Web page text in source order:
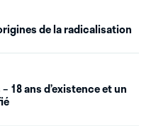
de la radicalisation
18 ans d’existence et un